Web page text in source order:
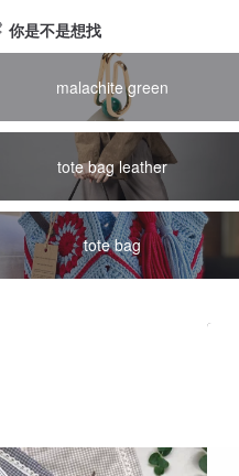
你是不是想找
malachite green
tote bag leather
tote bag